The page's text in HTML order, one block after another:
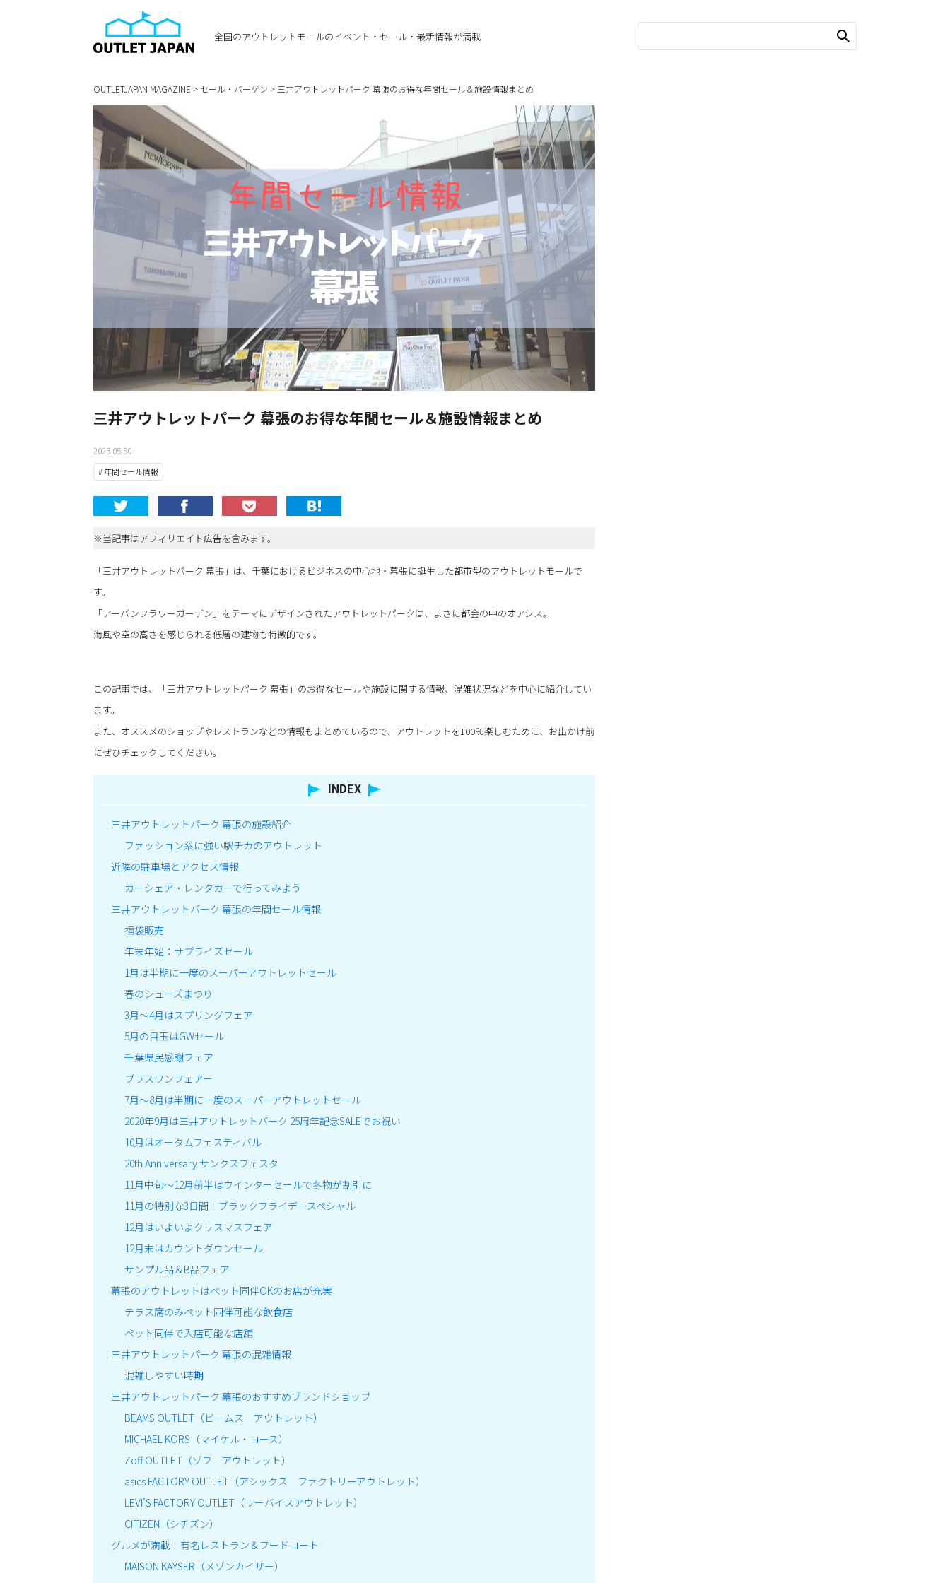
全国のアウトレットモールのイベント・セール・最新情報が満載
OUTLETJAPAN MAGAZINE > セール・バーゲン > 三井アウトレットパーク 幕張のお得な年間セール＆施設情報まとめ
三井アウトレットパーク 幕張のお得な年間セール＆施設情報まとめ
2023.05.30
# 年間セール情報
※当記事はアフィリエイト広告を含みます。
「三井アウトレットパーク 幕張」は、千葉におけるビジネスの中心地・幕張に誕生した都市型のアウトレットモールで
す。
「アーバンフラワーガーデン」をテーマにデザインされたアウトレットパークは、まさに都会の中のオアシス。
海風や空の高さを感じられる低層の建物も特徴的です。
この記事では、「三井アウトレットパーク 幕張」のお得なセールや施設に関する情報、混雑状況などを中心に紹介してい
ます。
また、オススメのショップやレストランなどの情報もまとめているので、アウトレットを100％楽しむために、お出かけ前
にぜひチェックしてください。
INDEX
三井アウトレットパーク 幕張の施設紹介
ファッション系に強い駅チカのアウトレット
近隣の駐車場とアクセス情報
カーシェア・レンタカーで行ってみよう
三井アウトレットパーク 幕張の年間セール情報
福袋販売
年末年始：サプライズセール
1月は半期に一度のスーパーアウトレットセール
春のシューズまつり
3月～4月はスプリングフェア
5月の目玉はGWセール
千葉県民感謝フェア
プラスワンフェアー
7月～8月は半期に一度のスーパーアウトレットセール
2020年9月は三井アウトレットパーク 25周年記念SALEでお祝い
10月はオータムフェスティバル
20th Anniversary サンクスフェスタ
11月中旬～12月前半はウインターセールで冬物が割引に
11月の特別な3日間！ブラックフライデースペシャル
12月はいよいよクリスマスフェア
12月末はカウントダウンセール
サンプル品＆B品フェア
幕張のアウトレットはペット同伴OKのお店が充実
テラス席のみペット同伴可能な飲食店
ペット同伴で入店可能な店舗
三井アウトレットパーク 幕張の混雑情報
混雑しやすい時期
三井アウトレットパーク 幕張のおすすめブランドショップ
BEAMS OUTLET（ビームス アウトレット）
MICHAEL KORS（マイケル・コース）
Zoff OUTLET（ゾフ アウトレット）
asics FACTORY OUTLET（アシックス ファクトリーアウトレット）
LEVI’S FACTORY OUTLET（リーバイスアウトレット）
CITIZEN（シチズン）
グルメが満載！有名レストラン＆フードコート
MAISON KAYSER（メゾンカイザー）